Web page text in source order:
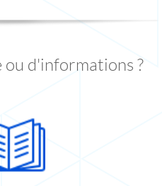
ou d'informations ?